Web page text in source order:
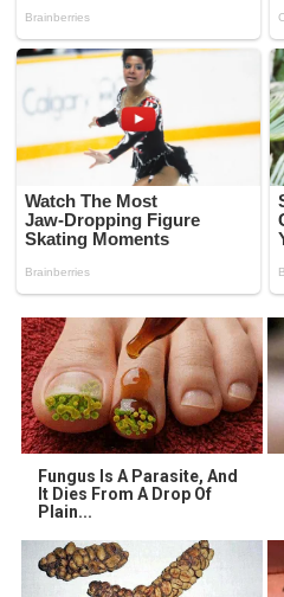
Fungus Is A Parasite, And
It Dies From A Drop Of
Plain...